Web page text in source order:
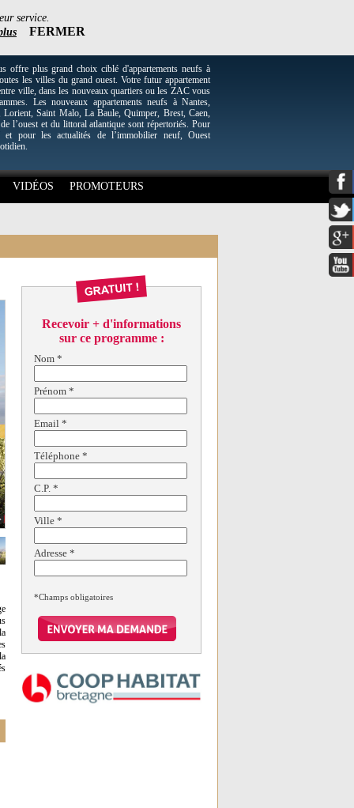
service.
FERMER
plus grand choix ciblé d'appartements neufs à
les villes du grand ouest. Votre futur appartement
ville, dans les nouveaux quartiers ou les ZAC vous
Les nouveaux appartements neufs à Nantes,
Lorient, Saint Malo, La Baule, Quimper, Brest, Caen,
l’ouest et du littoral atlantique sont répertoriés. Pour
et pour les actualités de l’immobilier neuf, Ouest
VIDÉOS PROMOTEURS
Recevoir + d'informations
sur ce programme :
Nom *
Prénom *
Email *
Téléphone *
C.P. *
Ville *
Adresse *
*Champs obligatoires